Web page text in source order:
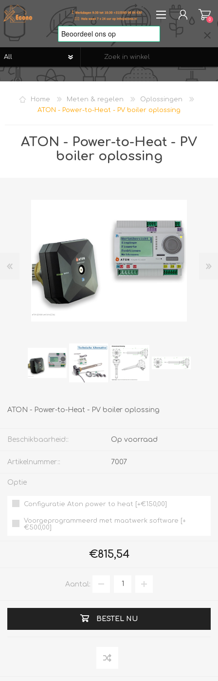
REGISTREREN
VERLANGLIJST
0
Home Meten & regelen
Oplossingen
ATON - Power-to-Heat - PV boiler oplossing
ATON - Power-to-Heat - PV
boiler oplossing
ATON - Power-to-Heat - PV boiler oplossing
Beschikbaarheid:: Op voorraad
Artikelnummer:: 7007
Optie
Configuratie Aton power to heat [+€150,00]
Voorgeprogrammeerd met maatwerk software [+
€500,00]
€815,54
Aantal:
BESTEL NU